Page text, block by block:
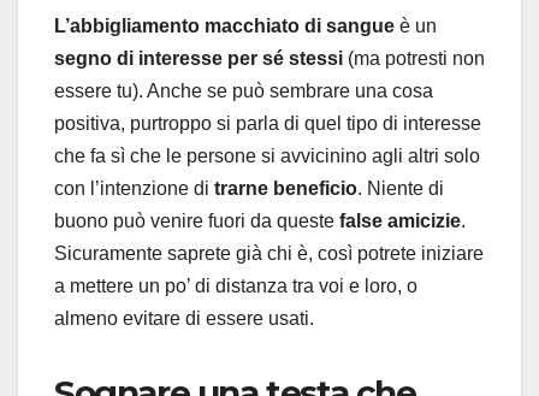
L’abbigliamento macchiato di sangue è un
segno di interesse per sé stessi (ma potresti non
essere tu). Anche se può sembrare una cosa
positiva, purtroppo si parla di quel tipo di interesse
che fa sì che le persone si avvicinino agli altri solo
con l’intenzione di trarne beneficio. Niente di
buono può venire fuori da queste false amicizie.
Sicuramente saprete già chi è, così potrete iniziare
a mettere un po’ di distanza tra voi e loro, o
almeno evitare di essere usati.